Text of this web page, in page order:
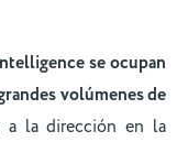
se ocupan
volúmenes de
a la dirección en la